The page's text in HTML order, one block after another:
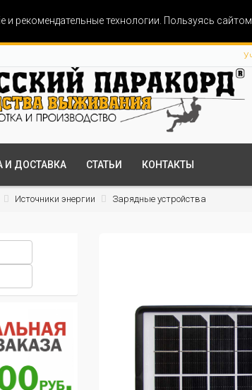
рекомендательные технологии. Пользуясь
И ДОСТАВКА СТАТЬИ КОНТАКТЫ
Источники энергии Зарядные устройства